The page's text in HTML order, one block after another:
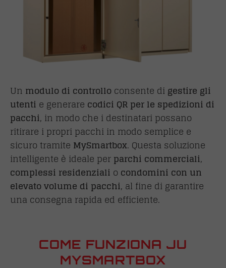
Un modulo di controlloconsente digestire gli
utenti e generare codici QR per le spedizioni di
pacchi, in modo che i destinatari possano
ritirare i propri pacchi in modo semplice e
sicuro tramite MySmartbox. Questa soluzione
intelligente è ideale perparchi commerciali,
complessi residenziali o condomini con un
elevato volume di pacchi, al fine di garantire
una consegna rapida ed efficiente.
COME FUNZIONA JU
MYSMARTBOX